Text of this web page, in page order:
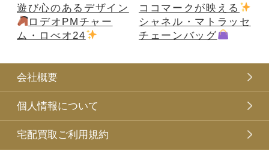
遊び心のあるデザイン
ロデオPMチャー
ム・ロべオ24
ココマークが映える
シャネル・マトラッセ
チェーンバッグ
会社概要
個人情報について
宅配買取ご利用規約